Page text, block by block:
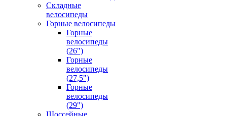
Складные
велосипеды
Горные велосипеды
Горные
велосипеды
(26")
Горные
велосипеды
(27,5")
Горные
велосипеды
(29")
Шоссейные